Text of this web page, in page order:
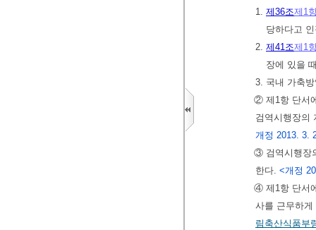
1. 제36조제1
당하다고
2. 제41조제1
장에 있을
3. 국내 가축
② 제1항 단서
검역시행장의
개정 2013. 3.
③ 검역시행장
한다. <개정
④ 제1항 단서
사를 근무하
림축산식품부